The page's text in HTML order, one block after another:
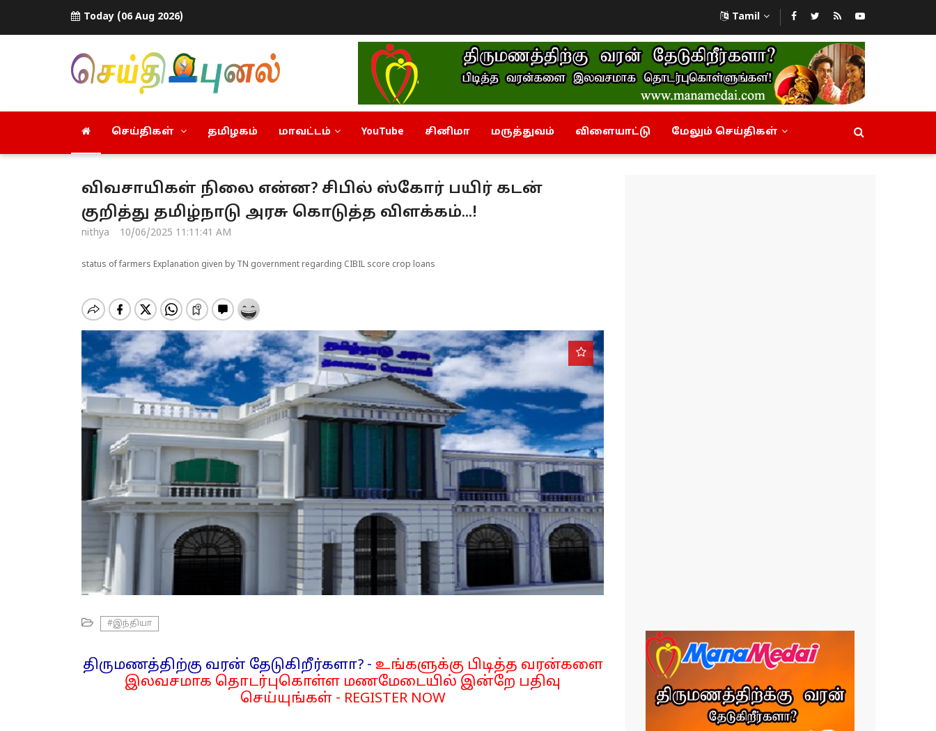
Today (06 Aug 2026) Tamil
செய்திகள் தமிழகம் மாவட்டம் YouTube சினிமா மருத்துவம் விளையாட்டு மேலும் செய்திகள்
விவசாயிகள் நிலை என்ன? சிபில் ஸ்கோர் பயிர் கடன்
குறித்து தமிழ்நாடு அரசு கொடுத்த விளக்கம்...!
nithya 10/06/2025 11:11:41 AM
status of farmers Explanation given by TN government regarding CIBIL score crop loans
#இந்தியா
திருமணத்திற்கு வரன் தேடுகிறீர்களா? - உங்களுக்கு பிடித்த வரன்களை
இலவசமாக தொடர்புகொள்ள மணமேடையில் இன்றே பதிவு
செய்யுங்கள் - REGISTER NOW